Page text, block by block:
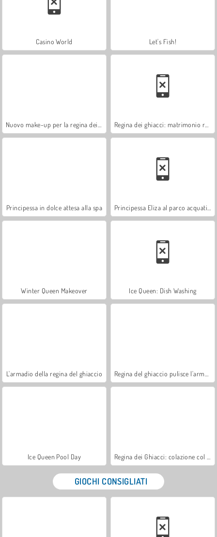
Casino World Let's Fish!
Principessa in dolce attesa alla spa
Winter Queen Makeover Ice Queen: Dish Washing
L'armadio della regina del ghiaccio
Ice Queen Pool Day
GIOCHI CONSIGLIATI